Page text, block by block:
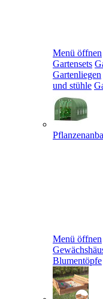
Menü öffnen
Gartensets
Gartenliegen
und stühle
Menü öffnen
Blumentöpfe